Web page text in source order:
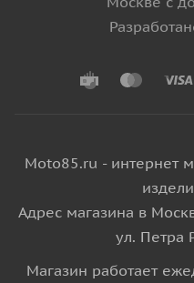
Moto85.ru - интернет
Адрес магазина в
ул. Петра
Магазин работает